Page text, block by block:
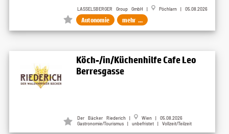
LASSELSBERGER Group GmbH | Pöchlarn | 05.08.2026
Autonomie mehr ...
Köch-/in/Küchenhilfe Cafe Leo
Berresgasse
Der Bäcker Riederich |
Wien | 05.08.2026
Gastronomie/Tourismus | unbefristet | Vollzeit/Teilzeit